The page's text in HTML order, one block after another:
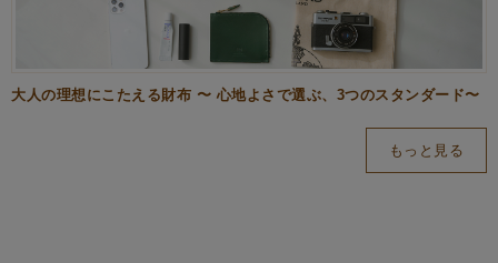
大人の理想にこたえる財布 〜 心地よさで選ぶ、3つのスタンダード〜
もっと見る